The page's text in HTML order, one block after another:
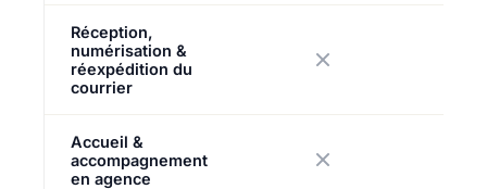
Réception,
numérisation &
réexpédition du
courrier
Accueil &
accompagnement
en agence